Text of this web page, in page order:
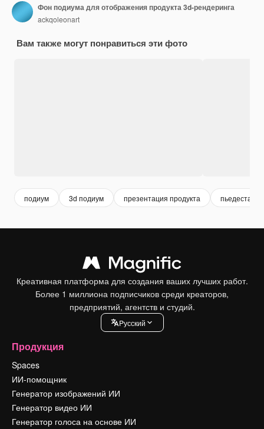
Фон подиума для отображения продукта 3d-рендеринга
ackqoleonart
Вам также могут понравиться эти фото
подиум 3d подиум презентация продукта пьедестал
Креативная платформа для создания ваших лучших работ.
Более 1 миллиона подписчиков среди креаторов,
предприятий, агентств и студий.
Pусский
Продукция
Spaces
ИИ-помощник
Генератор изображений ИИ
Генератор видео ИИ
Генератор голоса на основе ИИ